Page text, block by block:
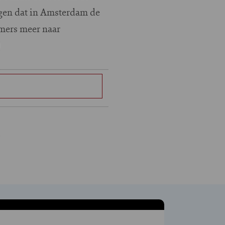
dat in Amsterdam de
meer naar